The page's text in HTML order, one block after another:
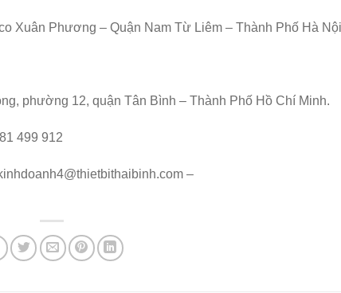
Xuân Phương – Quận Nam Từ Liêm – Thành Phố Hà
phường 12, quận Tân Bình – Thành Phố Hồ Chí Minh.
499 912
–